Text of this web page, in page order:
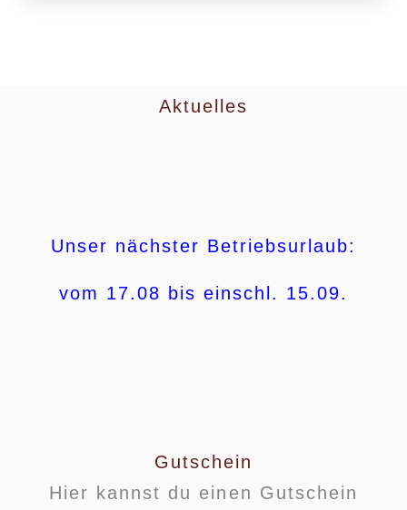
Aktuelles
Unser nächster Betriebsurlaub:
vom 17.08 bis einschl. 15.09.
Gutschein
Hier kannst du einen Gutschein